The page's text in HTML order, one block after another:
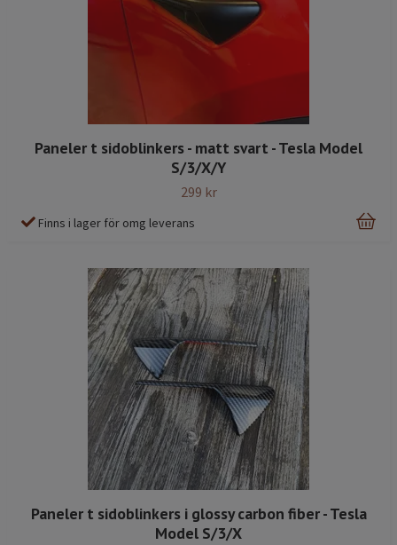
Paneler t sidoblinkers - matt svart - Tesla Model
S/3/X/Y
299 kr
Finns i lager för omg leverans
Paneler t sidoblinkers i glossy carbon fiber - Tesla
Model S/3/X